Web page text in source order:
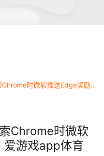
积分诱惑！在必应搜索Chrome时微软推送Edge奖励广告 - 爱游戏app体育
Chrome时微软
游戏app体育